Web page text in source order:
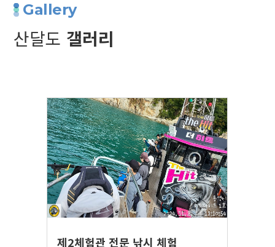
Gallery
산달도 갤러리
제2체험관 전문 낚시 체험